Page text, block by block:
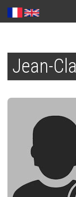
contenu
principal
Jean-